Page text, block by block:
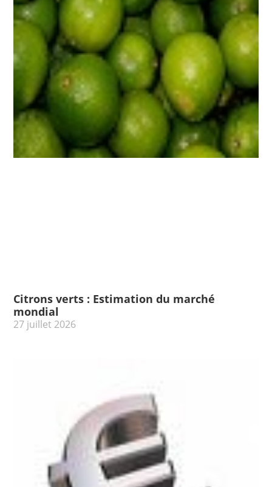
Citrons verts : Estimation du marché
mondial
27 juillet 2026